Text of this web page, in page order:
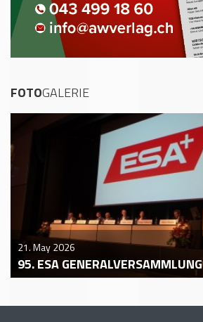
FOTOGALERIE
21. May 2026
95. ESA GENERALVERSAMMLUNG